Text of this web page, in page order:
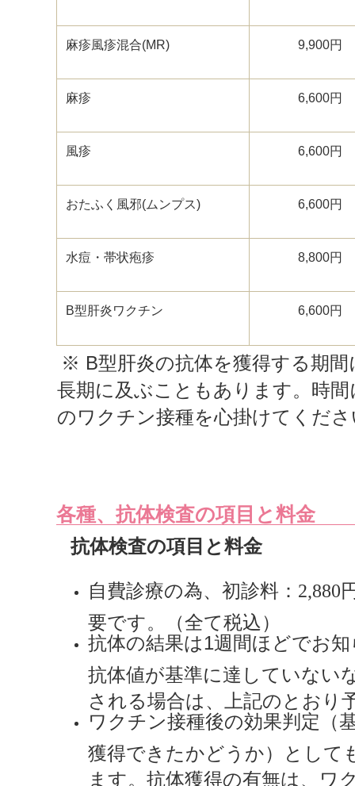
麻疹風疹混合(MR) 9,900円
麻疹 6,600円
風疹 6,600円
おたふく風邪(ムンプス) 6,600円
水痘・帯状疱疹 8,800円
B型肝炎ワクチン 6,600円
※ B型肝炎の抗体を獲得する期
長期に及ぶこともあります。時
のワクチン接種を心掛けてくだ
各種、抗体検査の項目と料金
抗体検査の項目と料金
自費診療の為、初診料：
要です。（全て税込）
抗体の結果は1週間ほどでお
抗体値が基準に達していない
される場合は、上記のとおり
ワクチン接種後の効果判定（
獲得できたかどうか）として
ます。抗体獲得の有無は、ワ